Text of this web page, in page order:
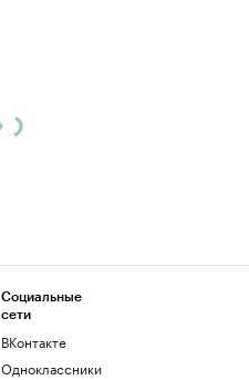
Социальные
сети
ВКонтакте
Одноклассники